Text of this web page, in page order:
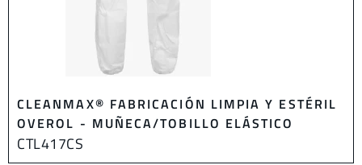
CLEANMAX® FABRICACIÓN LIMPIA Y ESTÉRIL
OVEROL - MUÑECA/TOBILLO ELÁSTICO
CTL417CS